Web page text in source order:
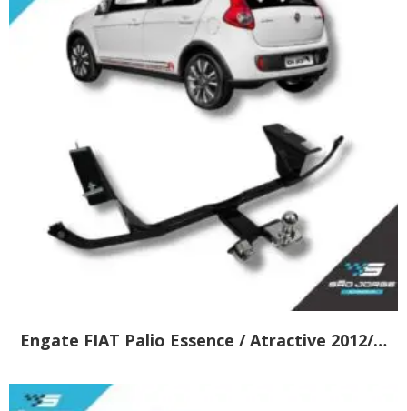
Engate FIAT Palio Essence / Atractive 2012/…